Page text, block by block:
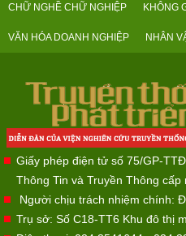
CHỮ NGHỀ CHỮ NGHIỆP KHÔNG
VĂN HÓA DOANH NGHIỆP NHÂN
Giấy phép điện tử số 75/GP-
Thông Tin và Truyền Thông cấp
Người chịu trách nhiệm chính:
Trụ sở: Số C18-TT6 Khu đô thị